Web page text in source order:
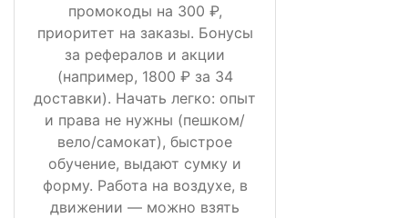
промокоды на 300 ₽,
приоритет на заказы. Бонусы
за рефералов и акции
(например, 1800 ₽ за 34
доставки). Начать легко: опыт
и права не нужны (пешком/
вело/самокат), быстрое
обучение, выдают сумку и
форму. Работа на воздухе, в
движении — можно взять